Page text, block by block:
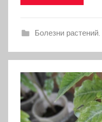
Болезни растений,